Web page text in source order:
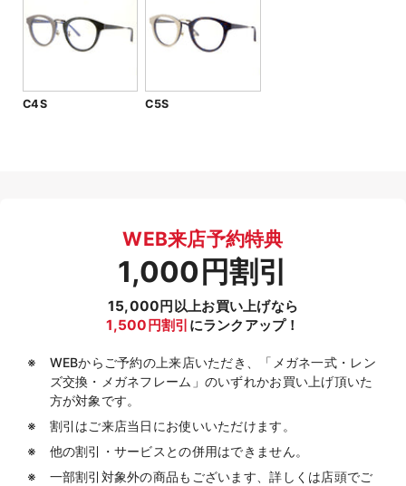
C4S C5S
WEB来店予約特典
1,000円割引
15,000円以上お買い上げなら
1,500円割引 にランクアップ！
WEBからご予約の上来店いただき、「メガネ一式・レン
ズ交換・メガネフレーム」のいずれかお買い上げ頂いた
方が対象です。
割引はご来店当日にお使いいただけます。
他の割引・サービスとの併用はできません。
一部割引対象外の商品もございます、詳しくは店頭でご